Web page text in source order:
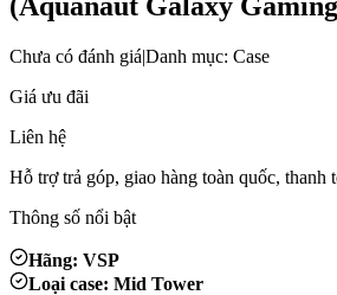
Chưa có đánh giá|Danh mục: Case
Giá ưu đãi
Liên hệ
Hỗ trợ trả góp, giao hàng toàn quốc, thanh
Thông số nổi bật
Hãng: VSP
Loại case: Mid Tower